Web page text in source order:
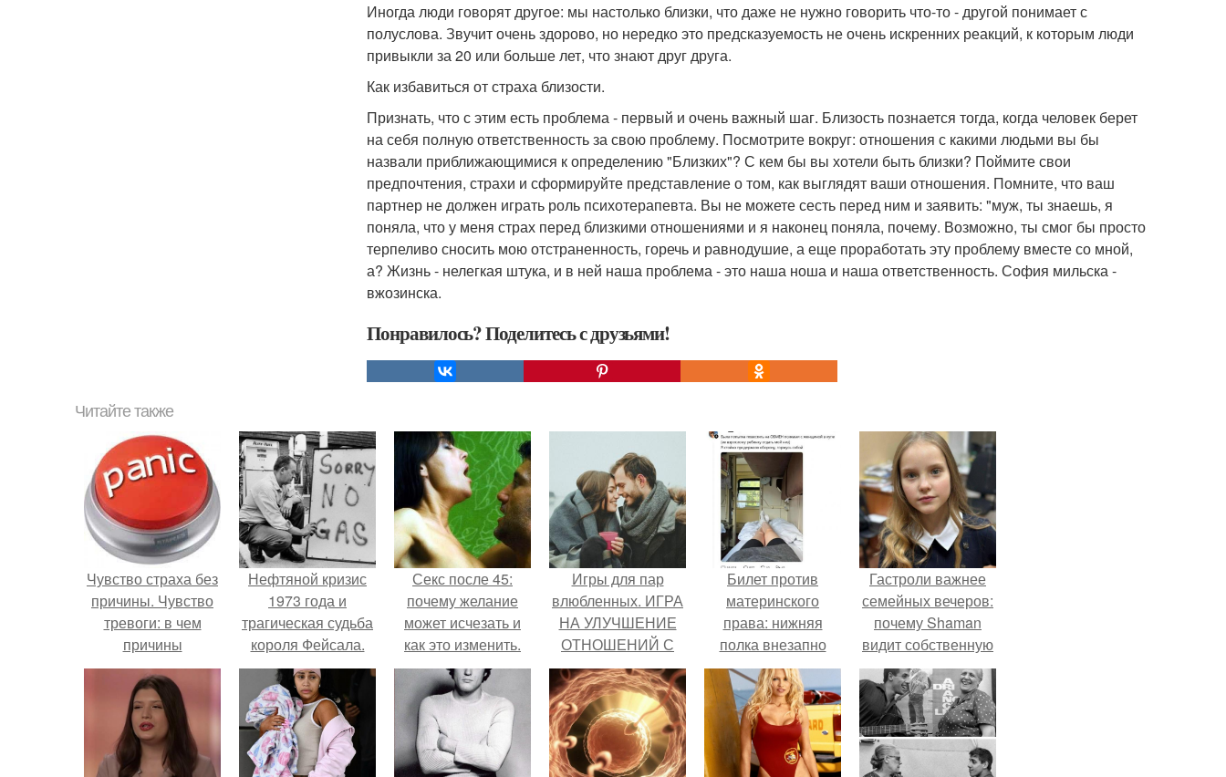
Иногда люди говорят другое: мы настолько близки, что даже не нужно говорить что-то - другой понимает с
полуслова. Звучит очень здорово, но нередко это предсказуемость не очень искренних реакций, к которым люди
привыкли за 20 или больше лет, что знают друг друга.
Как избавиться от страха близости.
Признать, что с этим есть проблема - первый и очень важный шаг. Близость познается тогда, когда человек берет
на себя полную ответственность за свою проблему. Посмотрите вокруг: отношения с какими людьми вы бы
назвали приближающимися к определению "Близких"? С кем бы вы хотели быть близки? Поймите свои
предпочтения, страхи и сформируйте представление о том, как выглядят ваши отношения. Помните, что ваш
партнер не должен играть роль психотерапевта. Вы не можете сесть перед ним и заявить: "муж, ты знаешь, я
поняла, что у меня страх перед близкими отношениями и я наконец поняла, почему. Возможно, ты смог бы просто
терпеливо сносить мою отстраненность, горечь и равнодушие, а еще проработать эту проблему вместе со мной,
а? Жизнь - нелегкая штука, и в ней наша проблема - это наша ноша и наша ответственность. София мильска -
вжозинска.
Понравилось? Поделитесь с друзьями!
Читайте также
Чувство страха без
причины. Чувство
тревоги: в чем
причины
«беспричинного»
беспокойства и как
их устранить?
Нефтяной кризис
1973 года и
трагическая судьба
короля Фейсала.
Секс после 45:
почему желание
может исчезать и
как это изменить.
Игры для пар
влюбленных. ИГРА
НА УЛУЧШЕНИЕ
ОТНОШЕНИЙ С
ЛЮБИМЫМ
Билет против
материнского
права: нижняя
полка внезапно
нашла законного
владельца.
Гастроли важнее
семейных вечеров:
почему Shaman
видит собственную
дочь чаще на
экране, чем
вживую.